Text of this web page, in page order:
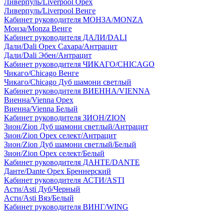
Ливерпуль/Liverpool Орех
Ливерпуль/Liverpool Венге
Кабинет руководителя МОНЗА/MONZA
Монза/Monza Венге
Кабинет руководителя ДАЛИ/DALI
Дали/Dali Орех Cахара/Антрацит
Дали/Dali Эбен/Антрацит
Кабинет руководителя ЧИКАГО/CHICAGO
Чикаго/Chicago Венге
Чикаго/Chicago Дуб шамони светлый
Кабинет руководителя ВИЕННА/VIENNA
Виенна/Vienna Орех
Виенна/Vienna Белый
Кабинет руководителя ЗИОН/ZION
Зион/Zion Дуб шамони светлый/Антрацит
Зион/Zion Орех селект/Антрацит
Зион/Zion Дуб шамони светлый/Белый
Зион/Zion Орех селект/Белый
Кабинет руководителя ДАНТЕ/DANTE
Данте/Dante Орех Бреннерский
Кабинет руководителя АСТИ/ASTI
Асти/Asti Дуб/Черный
Асти/Asti Вяз/Белый
Кабинет руководителя ВИНГ/WING